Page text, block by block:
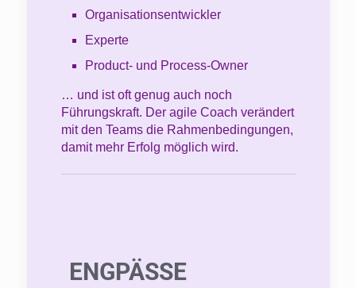
Organisationsentwickler
Experte
Product- und Process-Owner
… und ist oft genug auch noch
Führungskraft. Der agile Coach verändert
mit den Teams die Rahmenbedingungen,
damit mehr Erfolg möglich wird.
ENGPÄSSE